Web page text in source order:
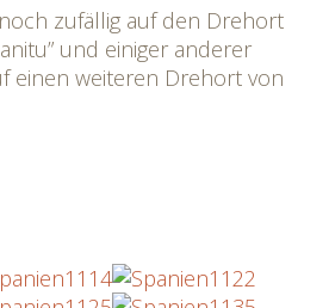
zufällig auf den Drehort
und einiger anderer
einen weiteren Drehort von